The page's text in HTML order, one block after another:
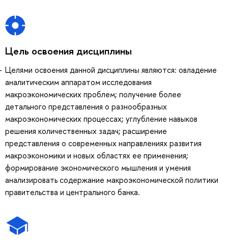
Цель освоения дисциплины
Целями освоения данной дисциплины являются: овладение
аналитическим аппаратом исследования
макроэкономических проблем; получение более
детального представления о разнообразных
макроэкономических процессах; углубление навыков
решения количественных задач; расширение
представления о современных направлениях развития
макроэкономики и новых областях ее применения;
формирование экономического мышления и умения
анализировать содержание макроэкономической политики
правительства и центрального банка.